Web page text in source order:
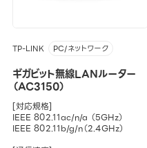
TP-LINK PC/ネットワーク
ギガビット無線LANルーター
（AC3150）
[対応規格]
IEEE 802.11ac/n/a （5GHz）
IEEE 802.11b/g/n（2.4GHz）